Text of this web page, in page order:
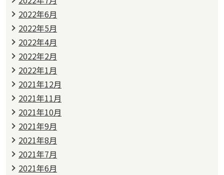
2022年6月
2022年5月
2022年4月
2022年2月
2022年1月
2021年12月
2021年11月
2021年10月
2021年9月
2021年8月
2021年7月
2021年6月